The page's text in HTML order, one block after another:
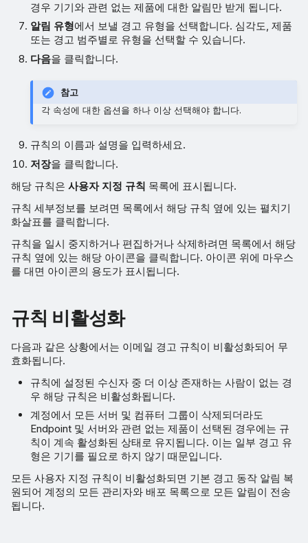
경우 기기와 관련 없는 제품에 대한 알림만 받게 됩니다.
알림 유형에서 보낼 경고 유형을 선택합니다. 심각도, 제품
또는 경고 범주별로 유형을 선택할 수 있습니다.
다음을 클릭합니다.
참고
각 속성에 대한 옵션을 하나 이상 선택해야 합니다.
규칙의 이름과 설명을 입력하세요.
저장을 클릭합니다.
해당 규칙은 사용자 지정 규칙 목록에 표시됩니다.
규칙 세부정보를 보려면 목록에서 해당 규칙 옆에 있는 펼치기
화살표를 클릭합니다.
규칙을 일시 중지하거나 편집하거나 삭제하려면 목록에서 해당
규칙 옆에 있는 해당 아이콘을 클릭합니다. 아이콘 위에 마우스
를 대면 아이콘의 용도가 표시됩니다.
규칙 비활성화
다음과 같은 상황에서는 이메일 경고 규칙이 비활성화되어 무
효화됩니다.
규칙에 설정된 수신자 중 더 이상 존재하는 사람이 없는 경
우 해당 규칙은 비활성화됩니다.
계정에서 모든 서버 및 컴퓨터 그룹이 삭제되더라도
Endpoint 및 서버와 관련 없는 제품이 선택된 경우에는 규
칙이 계속 활성화된 상태로 유지됩니다. 이는 일부 경고 유
형은 기기를 필요로 하지 않기 때문입니다.
모든 사용자 지정 규칙이 비활성화되면 기본 경고 동작 알림 복
원되어 계정의 모든 관리자와 배포 목록으로 모든 알림이 전송
됩니다.